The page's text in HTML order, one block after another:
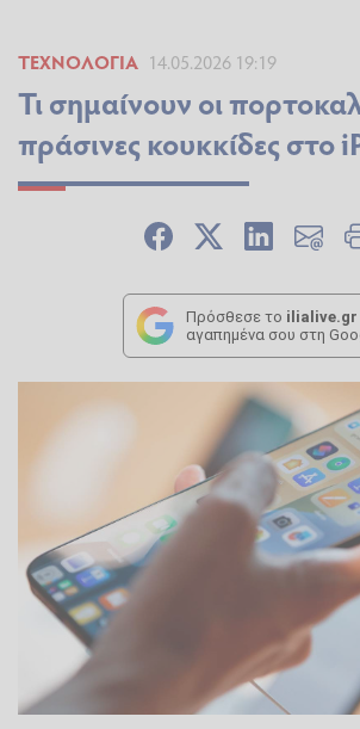
ΤΕΧΝΟΛΟΓΊΑ 14.05.2026 19:19
Τι σημαίνουν οι
πράσινες κουκκίδες στο
Πρόσθεσε το ilialive.gr
αγαπημένα σου στη